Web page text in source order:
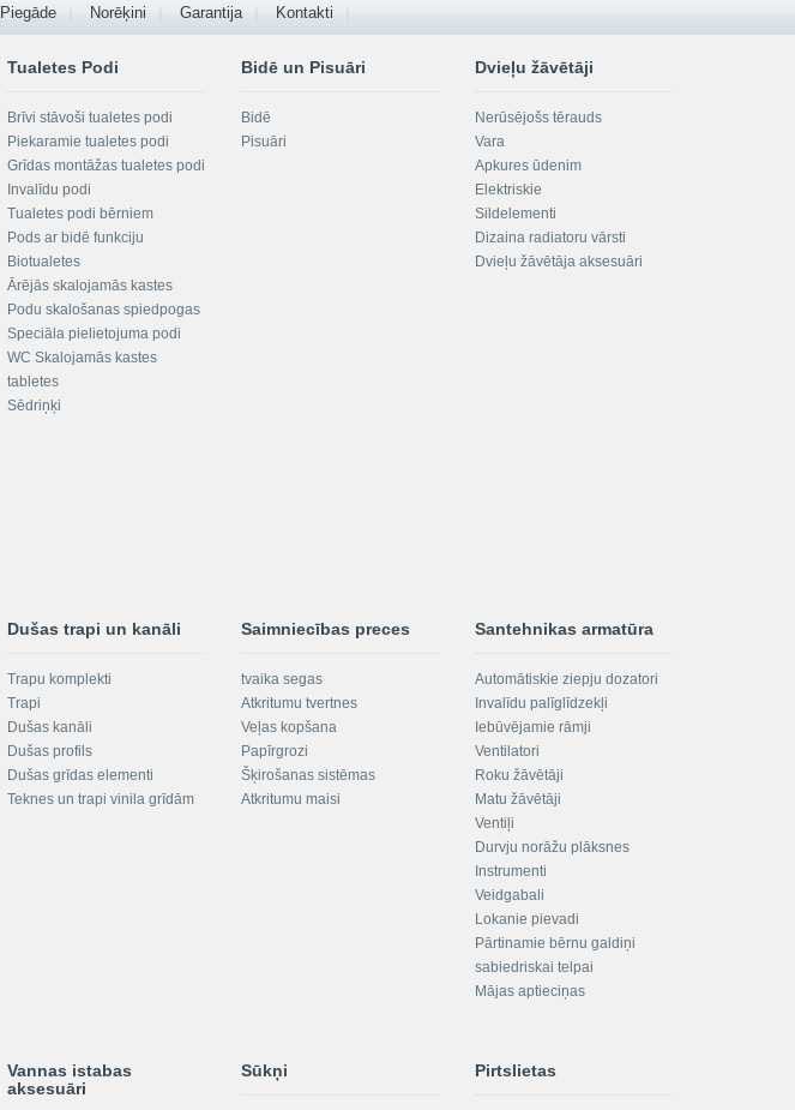
Piegāde Norēķini Garantija Kontakti
Tualetes Podi
Brīvi stāvoši tualetes podi
Piekaramie tualetes podi
Grīdas montāžas tualetes podi
Invalīdu podi
Tualetes podi bērniem
Pods ar bidē funkciju
Biotualetes
Ārējās skalojamās kastes
Podu skalošanas spiedpogas
Speciāla pielietojuma podi
WC Skalojamās kastes
tabletes
Sēdriņķi
Bidē un Pisuāri
Bidē
Pisuāri
Dvieļu žāvētāji
Nerūsējošs tērauds
Vara
Apkures ūdenim
Elektriskie
Sildelementi
Dizaina radiatoru vārsti
Dvieļu žāvētāja aksesuāri
Dušas trapi un kanāli
Trapu komplekti
Trapi
Dušas kanāli
Dušas profils
Dušas grīdas elementi
Teknes un trapi vinila grīdām
Saimniecības preces
tvaika segas
Atkritumu tvertnes
Veļas kopšana
Papīrgrozi
Šķirošanas sistēmas
Atkritumu maisi
Santehnikas armatūra
Automātiskie ziepju dozatori
Invalīdu palīglīdzekļi
Iebūvējamie rāmji
Ventilatori
Roku žāvētāji
Matu žāvētāji
Ventiļi
Durvju norāžu plāksnes
Instrumenti
Veidgabali
Lokanie pievadi
Pārtinamie bērnu galdiņi
sabiedriskai telpai
Mājas aptieciņas
Vannas istabas
aksesuāri
Sūkņi Pirtslietas